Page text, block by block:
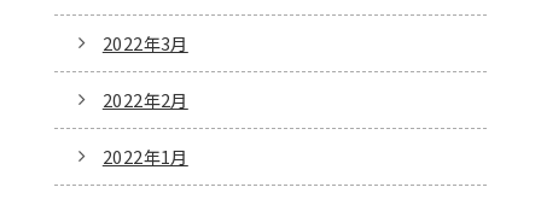
2022年3月
2022年2月
2022年1月